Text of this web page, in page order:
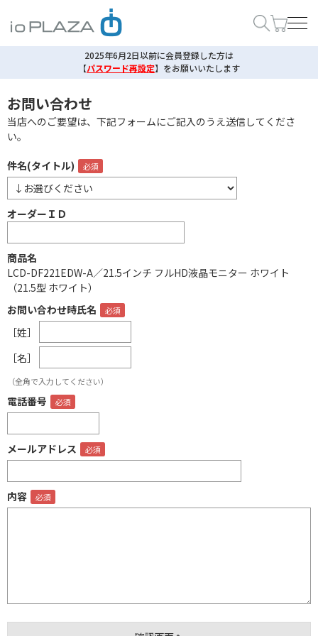
2025年6月2日以前に会員登録した方は
【パスワード再設定】 をお願いいたします
お問い合わせ
当店へのご要望は、下記フォームにご記入のうえ送信してくださ
い。
件名(タイトル)
オーダーＩＤ
商品名
LCD-DF221EDW-A／21.5インチ フルHD液晶モニター ホワイト
（21.5型 ホワイト）
お問い合わせ時氏名
［姓］
［名］
（全角で入力してください）
電話番号
メールアドレス
内容